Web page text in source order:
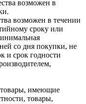
возможен в
возможен в течении
сроку или
со дня покупки, не
и срок годности
товары, имеющие
товары,